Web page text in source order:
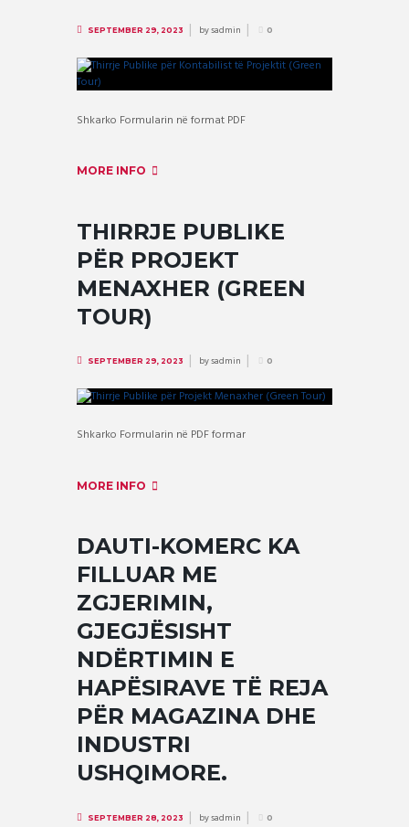
SEPTEMBER 29, 2023 bysadmin 0
Shkarko Formularin në format PDF
MORE INFO
THIRRJE PUBLIKE
PËR PROJEKT
MENAXHER (GREEN
TOUR)
SEPTEMBER 29, 2023 bysadmin 0
Shkarko Formularin në PDF formar
MORE INFO
DAUTI-KOMERC KA
FILLUAR ME
ZGJERIMIN,
GJEGJËSISHT
NDËRTIMIN E
HAPËSIRAVE TË REJA
PËR MAGAZINA DHE
INDUSTRI
USHQIMORE.
SEPTEMBER 28, 2023 bysadmin 0